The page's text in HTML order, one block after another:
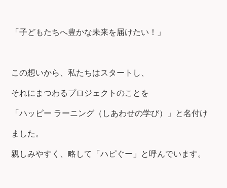
「子どもたちへ豊かな未来を届けたい！」
この想いから、私たちはスタートし、
それにまつわるプロジェクトのことを
「ハッピー ラーニング（しあわせの学び）」と名付け
ました。
親しみやすく、略して「ハピぐー」と呼んでいます。